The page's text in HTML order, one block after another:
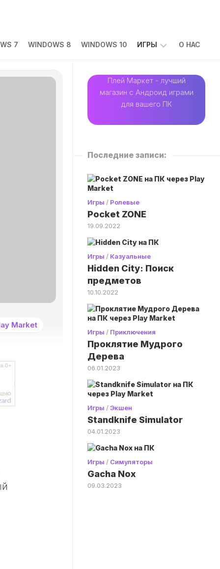
7 WINDOWS 8 WINDOWS 10 ИГРЫ
АРКАДЫ
ГОЛОВОЛОМКИ
ГОНКИ
КАЗУАЛЬНЫЕ
РОЛЕВЫЕ
СИМУЛЯТОРЫ
О НАС
Market
Плей Маркет - лучший
магазин с Андроид играми
для вашего ПК
Последние записи:
Игры / Ролевые
Pocket ZONE
19.09.2022
Игры / Казуальные
Hidden City: Поиск
предметов
10.10.2022
Игры / Приключения
Проклятие Мудрого
Дерева
06.01.2023
Игры /Экшен
Standknife Simulator
04.01.2023
Игры / Симуляторы
Gacha Nox
09.03.2023